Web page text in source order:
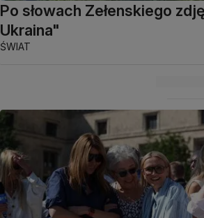
Po słowach Zełenskiego
Ukraina"
ŚWIAT